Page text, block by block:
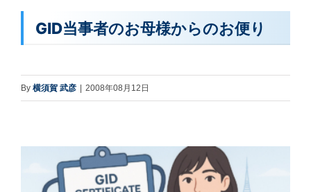
GID当事者のお母様からのお便り
By 横須賀 武彦 | 2008年08月12日